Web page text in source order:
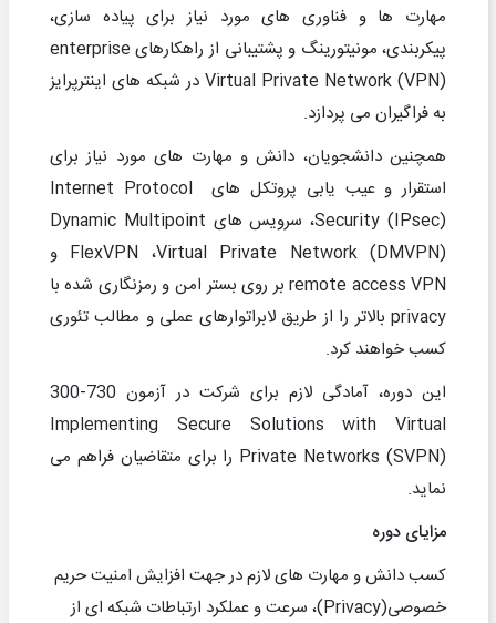
مهارت ها و فناوری های مورد نیاز برای پیاده سازی،
پیکربندی، مونیتورینگ و پشتیبانی از راهکارهای enterprise
Virtual Private Network (VPN)در شبکه های اینترپرایز
به فراگیران می پردازد.
همچنین دانشجویان، دانش و مهارت های مورد نیاز برای
استقرار و عیب یابی پروتکل های Internet Protocol
Security (IPsec)، سرویس های Dynamic Multipoint
Virtual Private Network (DMVPN)، FlexVPN و
remote access VPNبر روی بستر امن و رمزنگاری شده با
privacyبالاتر را از طریق لابراتوارهای عملی و مطالب تئوری
کسب خواهند کرد.
این دوره، آمادگی لازم برای شرکت در آزمون 300-730
Implementing Secure Solutions with Virtual
Private Networks (SVPN) را برای متقاضیان فراهم می
نماید.
مزایای دوره
کسب دانش و مهارت های لازم در جهت افزایش امنیت حریم
خصوصی(Privacy)، سرعت و عملکرد ارتباطات شبکه ای از